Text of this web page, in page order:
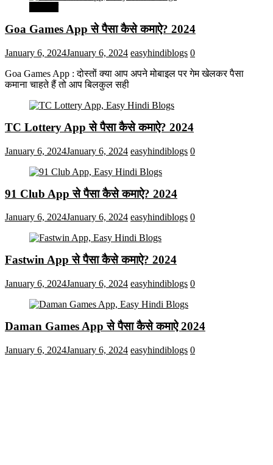
Goa Games App से पैसा कैसे कमाऐ? 2024
January 6, 2024January 6, 2024 easyhindiblogs 0
Goa Games App : दोस्तों क्या आप अपने मोबाइल पर गेम खेलकर पैसा
कमाना चाहते हैं तो आप बिलकुल सही
TC Lottery App से पैसा कैसे कमाऐ? 2024
January 6, 2024January 6, 2024 easyhindiblogs 0
91 Club App से पैसा कैसे कमाऐ? 2024
January 6, 2024January 6, 2024 easyhindiblogs 0
Fastwin App से पैसा कैसे कमाऐ? 2024
January 6, 2024January 6, 2024 easyhindiblogs 0
Daman Games App से पैसा कैसे कमाऐ 2024
January 6, 2024January 6, 2024 easyhindiblogs 0